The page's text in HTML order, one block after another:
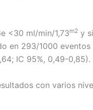
<30 ml/min/1,73m2 y
en 293/1000
IC 95%, 0,49-0,85).
con varios